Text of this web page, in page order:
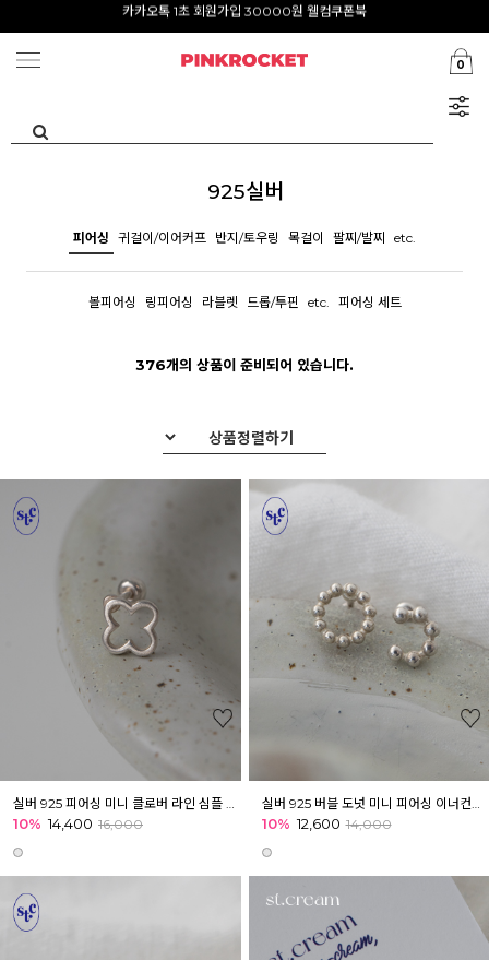
첫구매 특가존 50%
0
925실버
피어싱 귀걸이/이어커프 반지/토우링 목걸이 팔찌/발찌 etc.
볼피어싱 링피어싱 라블렛 드롭/투핀 etc. 피어싱 세트
376개의 상품이 준비되어 있습니다.
10% 14,400 16,000 10% 12,600 14,000